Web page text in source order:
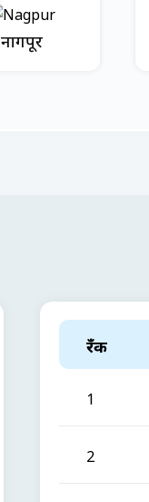
नागपूर
रँक
1
2